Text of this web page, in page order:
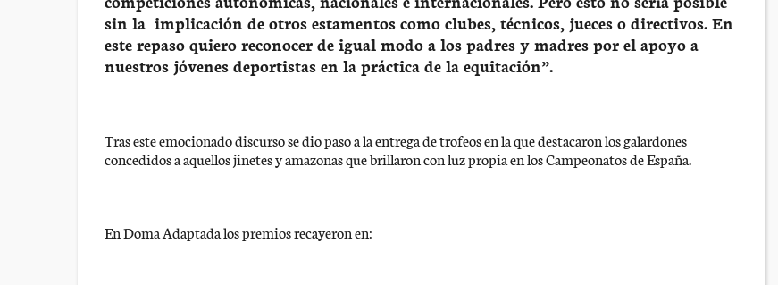
sin la implicación de otros estamentos como clubes, técnicos, jueces o directivos. En
este repaso quiero reconocer de igual modo a los padres y madres por el apoyo a
nuestros jóvenes deportistas en la práctica de la equitación”.
Tras este emocionado discurso se dio paso a la entrega de trofeos en la que destacaron los galardones
concedidos a aquellos jinetes y amazonas que brillaron con luz propia en los Campeonatos de España.
En Doma Adaptada los premios recayeron en: